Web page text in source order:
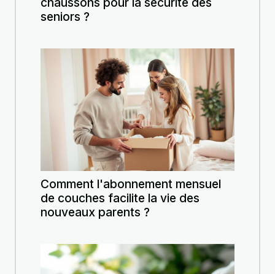
seniors ?
Comment l'abonnement mensuel
de couches facilite la vie des
nouveaux parents ?